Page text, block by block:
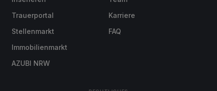
Trauerportal
Stellenmarkt
Immobilienmarkt
AZUBI NRW
Karriere
FAQ